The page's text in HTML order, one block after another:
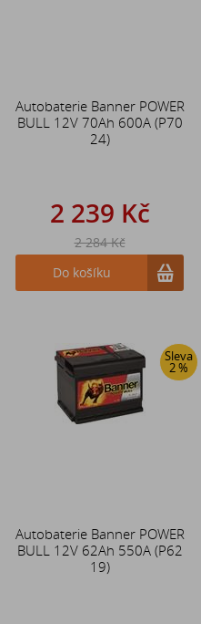
Autobaterie Banner POWER
BULL 12V 70Ah 600A (P70
24)
2 239 Kč
2 284 Kč
Do košíku
Sleva
2 %
Autobaterie Banner POWER
BULL 12V 62Ah 550A (P62
19)